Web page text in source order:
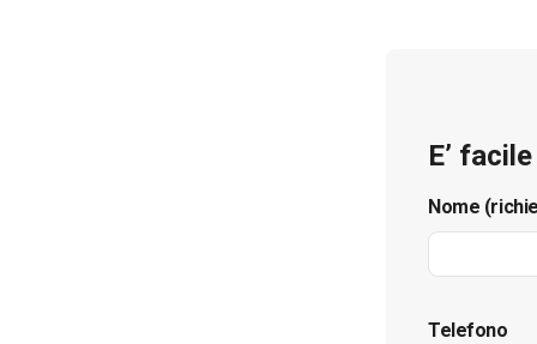
E’
Nome
Telefono